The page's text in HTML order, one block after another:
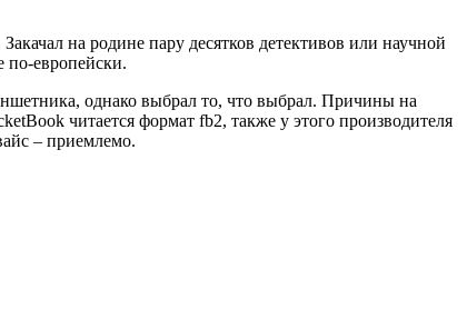
на родине пару десятков детективов или научной
по-европейски.
однако выбрал то, что выбрал. Причины на
читается формат fb2, также у этого производителя
– приемлемо.